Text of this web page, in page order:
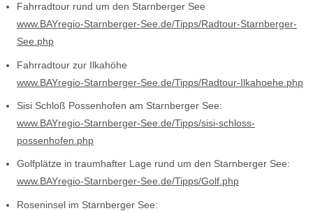
Fahrradtour rund um den Starnberger See
www.BAYregio-Starnberger-See.de/Tipps/Radtour-Starnberger-
See.php
Fahrradtour zur Ilkahöhe
www.BAYregio-Starnberger-See.de/Tipps/Radtour-Ilkahoehe.php
Sisi Schloß Possenhofen am Starnberger See:
www.BAYregio-Starnberger-See.de/Tipps/sisi-schloss-
possenhofen.php
Golfplätze in traumhafter Lage rund um den Starnberger See:
www.BAYregio-Starnberger-See.de/Tipps/Golf.php
Roseninsel im Starnberger See: